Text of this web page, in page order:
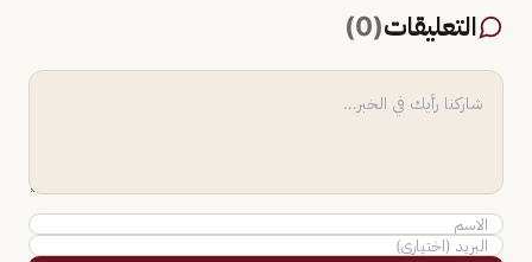
التعليقات(
0
)